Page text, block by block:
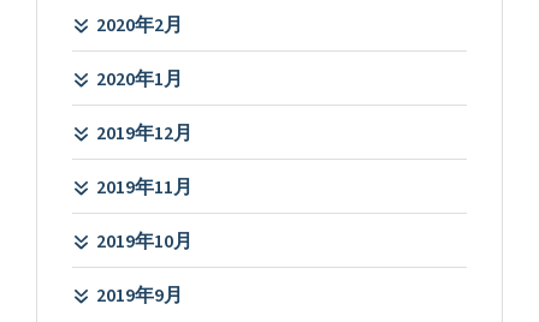
2020年2月
2020年1月
2019年12月
2019年11月
2019年10月
2019年9月